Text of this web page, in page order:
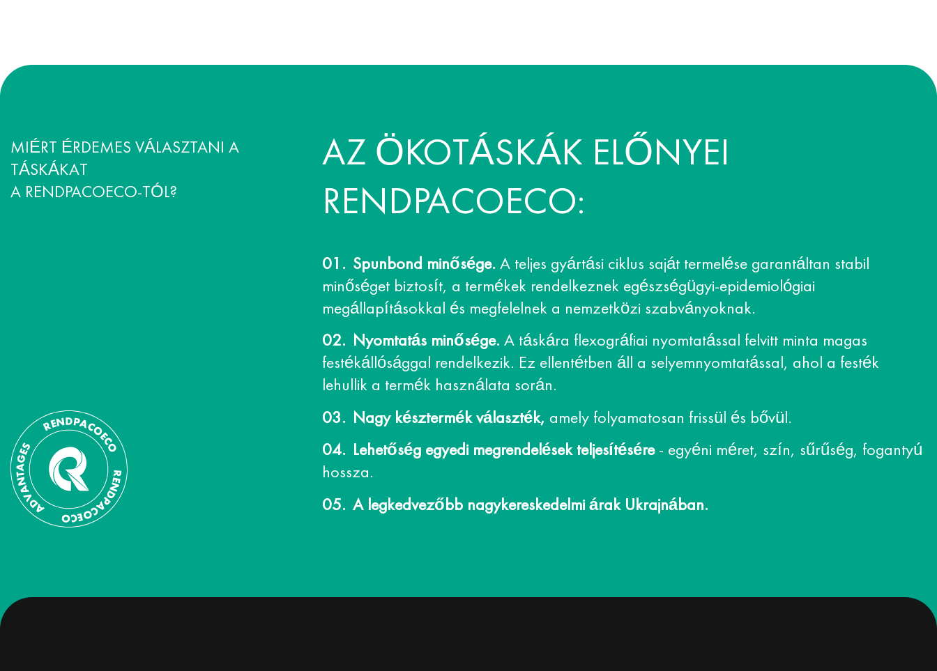
MIÉRT ÉRDEMES VÁLASZTANI A
TÁSKÁKAT
A RENDPACOECO-TÓL?
AZ ÖKOTÁSKÁK ELŐNYEI
RENDPACOECO:
Spunbond minősége.A teljes gyártási ciklus saját termelése garantáltan stabil
minőséget biztosít, a termékek rendelkeznek egészségügyi-epidemiológiai
megállapításokkal és megfelelnek a nemzetközi szabványoknak.
Nyomtatás minősége.A táskára flexográfiai nyomtatással felvitt minta magas
festékállósággal rendelkezik. Ez ellentétben áll a selyemnyomtatással, ahol a festék
lehullik a termék használata során.
Nagy késztermék választék, amely folyamatosan frissül és bővül.
Lehetőség egyedi megrendelések teljesítésére- egyéni méret, szín, sűrűség, fogantyú
hossza.
A legkedvezőbb nagykereskedelmi árak Ukrajnában.